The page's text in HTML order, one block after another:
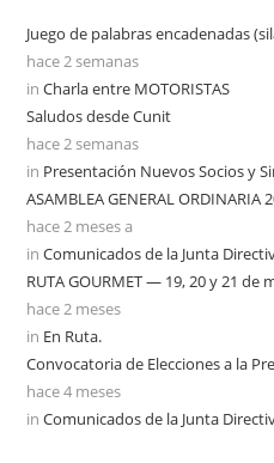
Juego de palabras encadenadas
hace 2 semanas
inCharla entre MOTORISTAS
Saludos desde Cunit
hace 2 semanas
in Presentación Nuevos Socios y
ASAMBLEA GENERAL ORDINARIA
hace 2 meses a
inComunicados de la Junta
RUTA GOURMET — 19, 20 y 21 de
hace 2 meses
in En Ruta.
Convocatoria de Elecciones a la
hace 4 meses
inComunicados de la Junta